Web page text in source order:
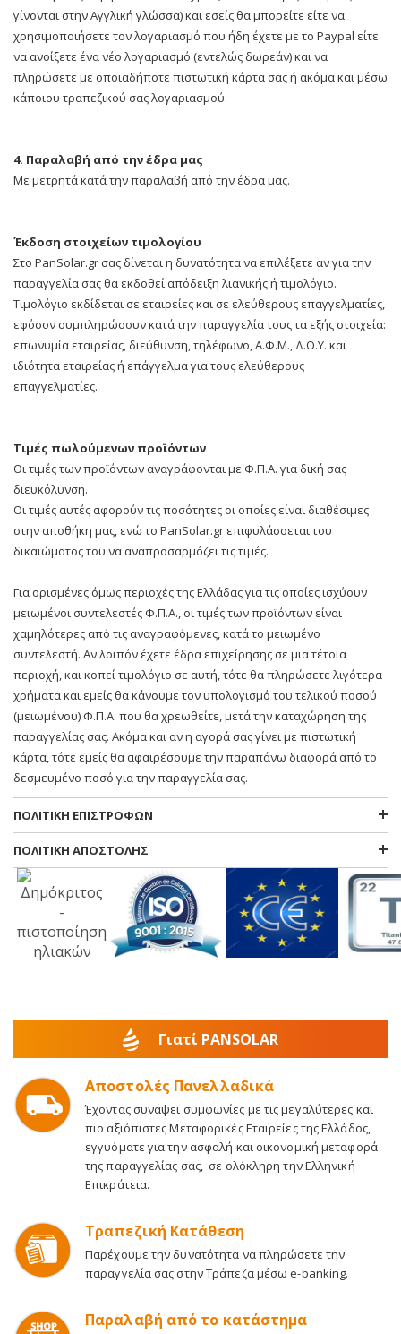
γίνονται στην Αγγλική γλώσσα) και εσείς θα μπορείτε είτε να
χρησιμοποιήσετε τον λογαριασμό που ήδη έχετε με το Paypal είτε
να ανοίξετε ένα νέο λογαριασμό (εντελώς δωρεάν) και να
πληρώσετε με οποιαδήποτε πιστωτική κάρτα σας ή ακόμα και μέσω
κάποιου τραπεζικού σας λογαριασμού.
4. Παραλαβή από την έδρα μας
Με μετρητά κατά την παραλαβή από την έδρα μας.
Έκδοση στοιχείων τιμολογίου
Στο PanSolar.gr σας δίνεται η δυνατότητα να επιλέξετε αν για την
παραγγελία σας θα εκδοθεί απόδειξη λιανικής ή τιμολόγιο.
Τιμολόγιο εκδίδεται σε εταιρείες και σε ελεύθερους επαγγελματίες,
εφόσον συμπληρώσουν κατά την παραγγελία τους τα εξής στοιχεία:
επωνυμία εταιρείας, διεύθυνση, τηλέφωνο, Α.Φ.Μ., Δ.Ο.Υ. και
ιδιότητα εταιρείας ή επάγγελμα για τους ελεύθερους
επαγγελματίες.
Τιμές πωλούμενων προϊόντων
Οι τιμές των προϊόντων αναγράφονται με Φ.Π.Α. για δική σας
διευκόλυνση.
Οι τιμές αυτές αφορούν τις ποσότητες οι οποίες είναι διαθέσιμες
στην αποθήκη μας, ενώ το PanSolar.gr επιφυλάσσεται του
δικαιώματος του να αναπροσαρμόζει τις τιμές.
Για ορισμένες όμως περιοχές της Ελλάδας για τις οποίες ισχύουν
μειωμένοι συντελεστές Φ.Π.Α., οι τιμές των προϊόντων είναι
χαμηλότερες από τις αναγραφόμενες, κατά το μειωμένο
συντελεστή. Αν λοιπόν έχετε έδρα επιχείρησης σε μια τέτοια
περιοχή, και κοπεί τιμολόγιο σε αυτή, τότε θα πληρώσετε λιγότερα
χρήματα και εμείς θα κάνουμε τον υπολογισμό του τελικού ποσού
(μειωμένου) Φ.Π.Α. που θα χρεωθείτε, μετά την καταχώρηση της
παραγγελίας σας. Ακόμα και αν η αγορά σας γίνει με πιστωτική
κάρτα, τότε εμείς θα αφαιρέσουμε την παραπάνω διαφορά από το
δεσμευμένο ποσό για την παραγγελία σας.
ΠΟΛΙΤΙΚΗ ΕΠΙΣΤΡΟΦΩΝ
ΠΟΛΙΤΙΚΗ ΑΠΟΣΤΟΛΗΣ
Γιατί PANSOLAR
Αποστολές Πανελλαδικά
Έχοντας συνάψει συμφωνίες με τις μεγαλύτερες και
πιο αξιόπιστες Μεταφορικές Εταιρείες της Ελλάδος,
εγγυόματε για την ασφαλή και οικονομική μεταφορά
της παραγγελίας σας, σε ολόκληρη την Ελληνική
Επικράτεια.
Τραπεζική Κατάθεση
Παρέχουμε την δυνατότητα να πληρώσετε την
παραγγελία σας στην Τράπεζα μέσω e-banking.
Παραλαβή από το κατάστημα